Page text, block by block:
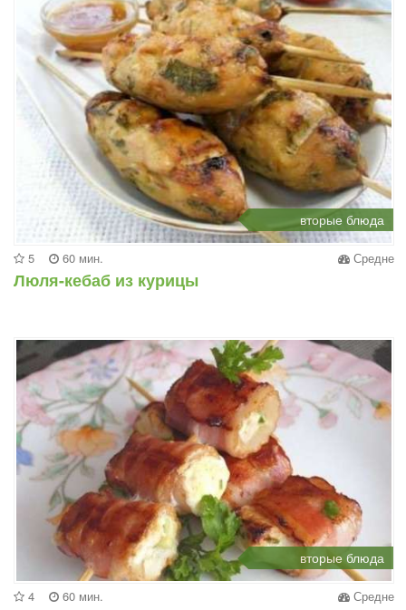
вторые блюда
5 60 мин. Средне
Люля-кебаб из курицы
вторые блюда
4 60 мин. Средне